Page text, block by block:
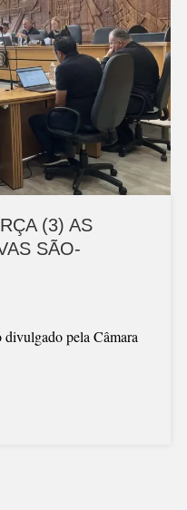
(3) AS
SÃO-
pela Câmara